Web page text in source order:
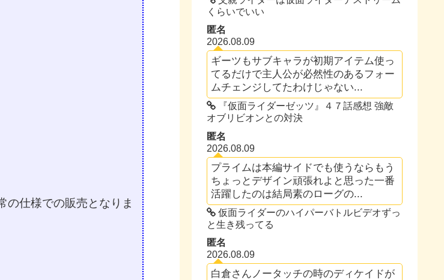
仕様での販売となりま
くらいでいい
匿名
2026.08.09
ギーツもサブキャラが初期アイテム使っ
てるだけで主人公が必然性のあるフォー
ムチェンジしてたわけじゃない...
『仮面ライダーゼッツ』４７話感想 強敵
オブリビオンとの対決
匿名
2026.08.09
プライムは本編サイドでも使うならもう
ちょっとデザイン頑張れよと思った一番
活躍したのは結局素のローグの...
仮面ライダーのハイパーバトルビデオずっ
と生き残ってる
匿名
2026.08.09
白倉さんノータッチの時のディケイドが